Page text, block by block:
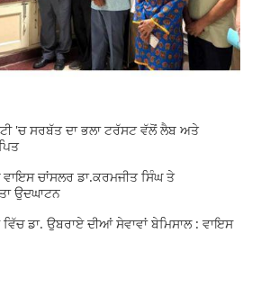
'ਚ ਸਰਬੱਤ ਦਾ ਭਲਾ ਟਰੱਸਟ ਵੱਲੋਂ ਲੈਬ ਅਤੇ
ਵਾਇਸ ਚਾਂਸਲਰ ਡਾ.ਕਰਮਜੀਤ ਸਿੰਘ ਤੇ
ਉਦਘਾਟਨ
ਡਾ. ਉਬਰਾਏ ਦੀਆਂ ਸੇਵਾਵਾਂ ਬੇਮਿਸਾਲ : ਵਾਇਸ